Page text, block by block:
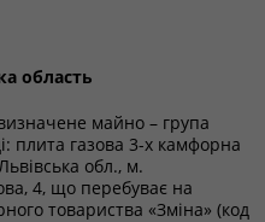
область
майно – група
плита газова 3-х камфорна
обл., м.
4, що перебуває на
товариства «Зміна» (код